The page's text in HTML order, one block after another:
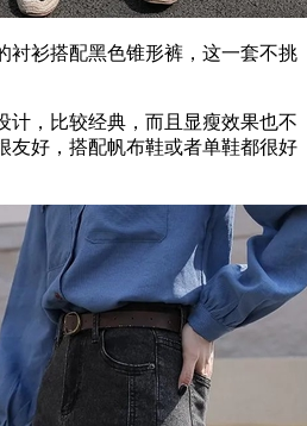
衫搭配黑色锥形裤，这一套不挑
，比较经典，而且显瘦效果也不
友好，搭配帆布鞋或者单鞋都很好